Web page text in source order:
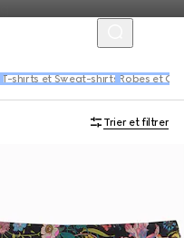
T-shirts et Sweat-shirts Robes et
Trier et filtrer